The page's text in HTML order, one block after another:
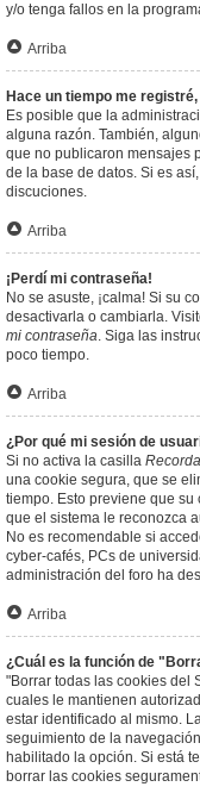
y/o tenga fallos en la
Arriba
Hace un tiempo me
Es posible que la
alguna razón. También,
que no publicaron mensajes
de la base de datos. Si es
discuciones.
Arriba
¡Perdí mi contraseña!
No se asuste, ¡calma! Si su
desactivarla o cambiarla.
mi contraseña. Siga las
poco tiempo.
Arriba
¿Por qué mi sesión de
Si no activa la casilla
una cookie segura, que se
tiempo. Esto previene que
que el sistema le reconozca
No es recomendable si
cyber-cafés, PCs de
administración del foro ha
Arriba
¿Cuál es la función de
"Borrar todas las cookies del
cuales le mantienen
estar identificado al mismo.
seguimiento de la
habilitado la opción. Si está
borrar las cookies